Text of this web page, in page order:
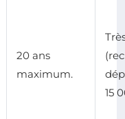
20 ans
maximum.
15